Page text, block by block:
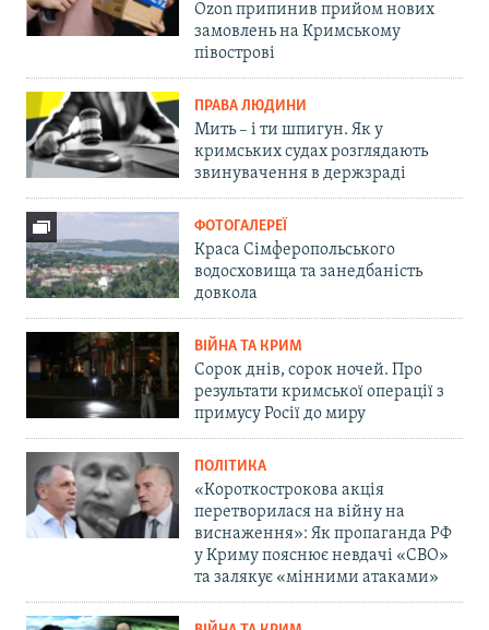
Ozon припинив прийом нових
замовлень на Кримському
півострові
ПРАВА ЛЮДИНИ
Мить – і ти шпигун. Як у
кримських судах розглядають
звинувачення в держзраді
ФОТОГАЛЕРЕЇ
Краса Сімферопольського
водосховища та занедбаність
довкола
ВІЙНА ТА КРИМ
Сорок днів, сорок ночей. Про
результати кримської операції з
примусу Росії до миру
ПОЛІТИКА
«Короткострокова акція
перетворилася на війну на
виснаження»: Як пропаганда РФ
у Криму пояснює невдачі «СВО»
та залякує «мінними атаками»